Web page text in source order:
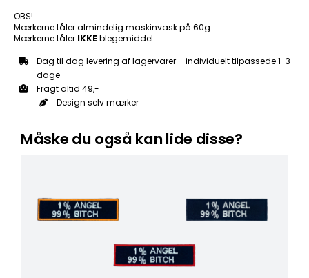
OBS!
Mærkerne tåler almindelig maskinvask på 60g.
Mærkerne tåler IKKE blegemiddel.
Dag til dag levering af lagervarer – individuelt tilpassede 1-3
dage
Fragt altid 49,-
Design selv mærker
Måske du også kan lide disse?